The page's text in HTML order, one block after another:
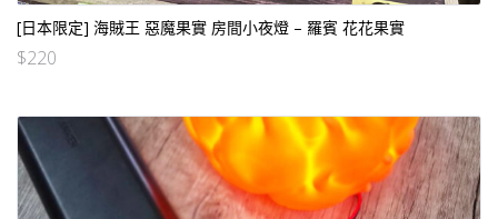
[日本限定] 海賊王 惡魔果實 房間小夜燈 – 羅賓 花花果實
$220